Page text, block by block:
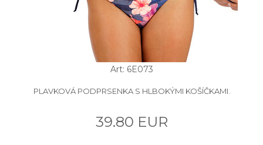
Art: 6E073
PLAVKOVÁ PODPRSENKA S HLBOKÝMI KOŠÍČKAMI.
39.80 EUR